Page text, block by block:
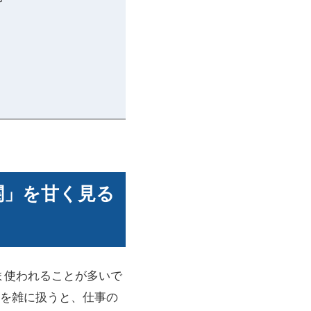
を甘く見る
われることが多いで
雑に扱うと、仕事の